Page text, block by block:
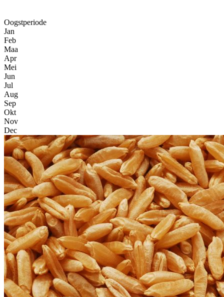
Oogstperiode
Jan
Feb
Maa
Apr
Mei
Jun
Jul
Aug
Sep
Okt
Nov
Dec